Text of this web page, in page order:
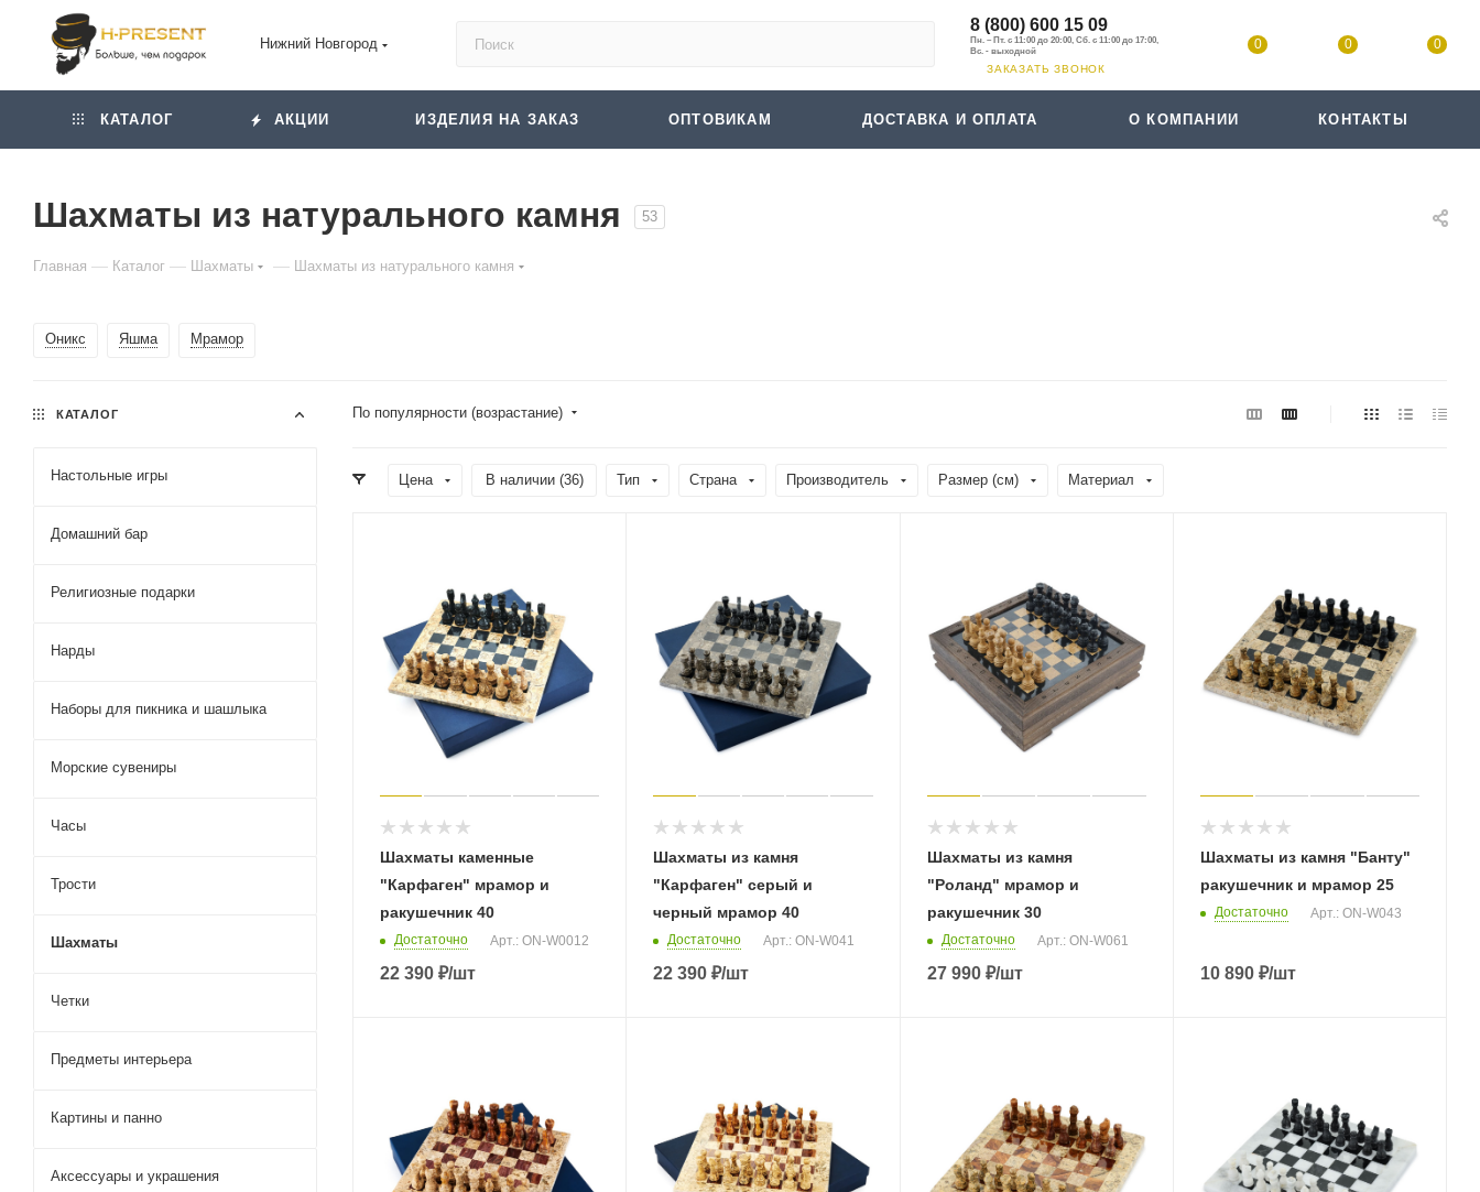
Нижний Новгород
8 (800) 600 15 09
ЗАКАЗАТЬ ЗВОНОК
0 0 0
КАТАЛОГ АКЦИИ ИЗДЕЛИЯ НА ЗАКАЗ ОПТОВИКАМ ДОСТАВКА И ОПЛАТА О КОМПАНИИ КОНТАКТЫ
Шахматы из натурального камня 53
Главная — Каталог — Шахматы — Шахматы из натурального камня
Оникс Яшма Мрамор
По популярности (возрастание)
Цена В наличии (36) Тип Страна Производитель Размер (см) Материал
Шахматы каменные
"Карфаген" мрамор и
ракушечник 40
Достаточно Арт.: ON-W0012
22 390 ₽/шт
Шахматы из камня
"Карфаген" серый и
черный мрамор 40
Достаточно Арт.: ON-W041
22 390 ₽/шт
Шахматы из камня
"Роланд" мрамор и
ракушечник 30
Достаточно Арт.: ON-W061
27 990₽/шт
Шахматы из камня "Банту"
ракушечник и мрамор 25
Достаточно Арт.: ON-W043
10 890₽/шт
КАТАЛОГ
Настольные игры
Домашний бар
Религиозные подарки
Нарды
Наборы для пикника и шашлыка
Морские сувениры
Часы
Трости
Шахматы
Четки
Предметы интерьера
Картины и панно
Аксессуары и украшения